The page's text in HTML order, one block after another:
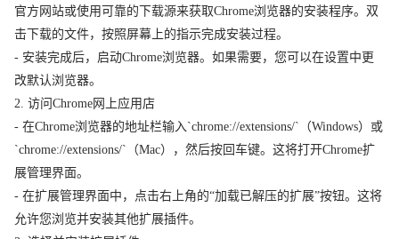
官方网站或使用可靠的下载源来获取Chrome浏览器的安装程序。双
击下载的文件，按照屏幕上的指示完成安装过程。
- 安装完成后，启动Chrome浏览器。如果需要，您可以在设置中更
改默认浏览器。
2. 访问Chrome网上应用店
- 在Chrome浏览器的地址栏输入`chrome://extensions/`（Windows）或
`chrome://extensions/`（Mac），然后按回车键。这将打开Chrome扩
展管理界面。
- 在扩展管理界面中，点击右上角的“加载已解压的扩展”按钮。这将
允许您浏览并安装其他扩展插件。